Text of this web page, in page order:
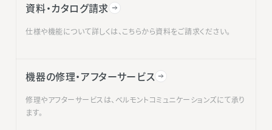
資料・カタログ請求
仕様や機能について詳しくは、こちらから資料をご請求ください。
機器の修理・アフターサービス
修理やアフターサービスは、ベルモントコミュニケーションズにて承り
ます。